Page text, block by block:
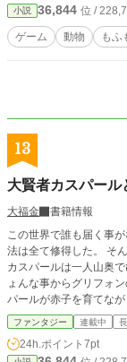
小説 36,844 位 /
ゲーム 動物 もふ
13
大賢者カスパー
大福金
書籍情報
この世界で誰も届く事
法は全て修得した。 そ
カスパールは一人山奥でひっそり
ょんな事からグリフォ
パールが赤子を育てな
このお話は【お人好し
のサイドストーリーに
宜しければ本編もよろしくお願いします。 上
ファンタジー 連載中
24h.ポイント 7pt